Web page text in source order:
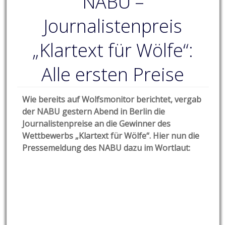
Journalistenpreis
„Klartext für Wölfe“:
Alle ersten Preise
Wie bereits auf Wolfsmonitor berichtet, vergab
der NABU gestern Abend in Berlin die
Journalistenpreise an die Gewinner des
Wettbewerbs „Klartext für Wölfe“. Hier nun die
Pressemeldung des NABU dazu im Wortlaut: